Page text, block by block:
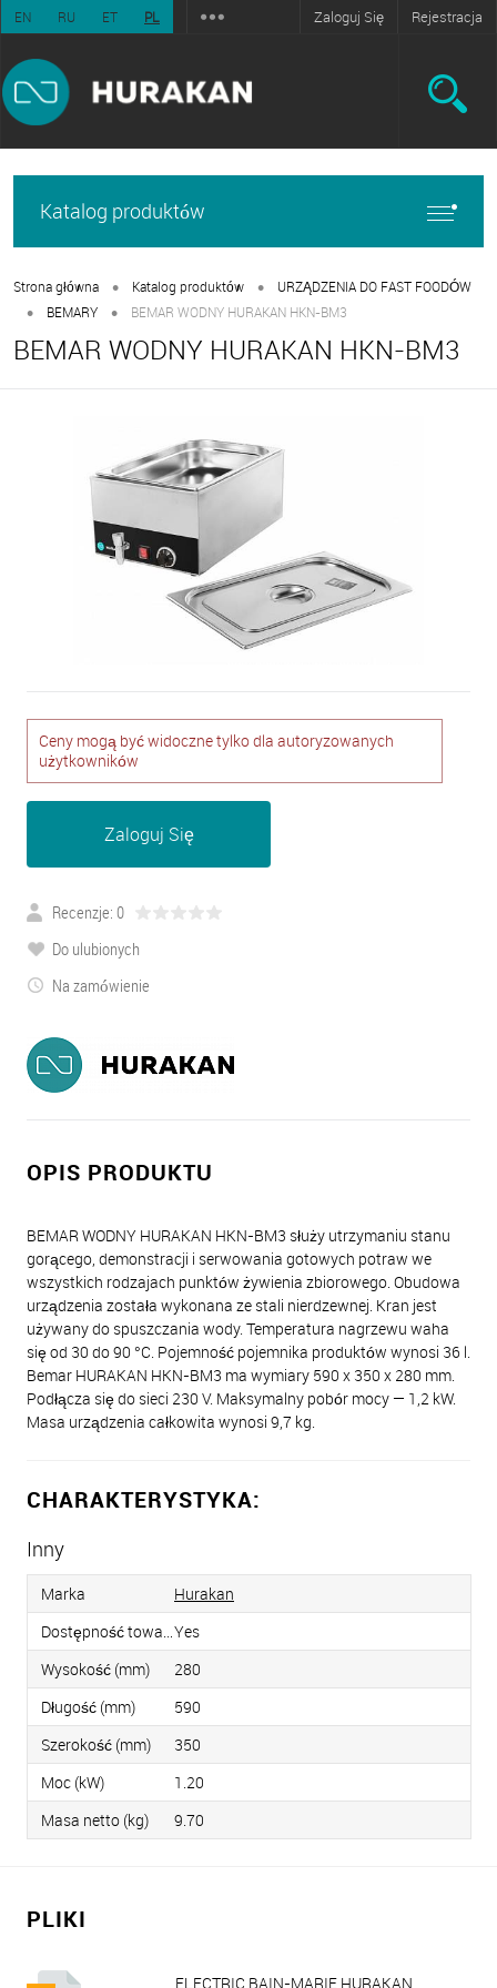
EN RU ET PL Zaloguj Się Rejestracja
Katalog produktów
Strona główna • Katalog produktów • URZĄDZENIA DO FAST FOODÓW
• BEMARY • BEMAR WODNY HURAKAN HKN-BM3
BEMAR WODNY HURAKAN HKN-BM3
Ceny mogą być widoczne tylko dla autoryzowanych
użytkowników
Zaloguj Się
Recenzje: 0
Do ulubionych
Na zamówienie
OPIS PRODUKTU
BEMAR WODNY HURAKAN HKN-BM3 służy utrzymaniu stanu
gorącego, demonstracji i serwowania gotowych potraw we
wszystkich rodzajach punktów żywienia zbiorowego. Obudowa
urządzenia została wykonana ze stali nierdzewnej. Kran jest
używany do spuszczania wody. Temperatura nagrzewu waha
się od 30 do 90 °C. Pojemność pojemnika produktów wynosi 36 l.
Bemar HURAKAN HKN-BM3 ma wymiary 590 x 350 x 280 mm.
Podłącza się do sieci 230 V. Maksymalny pobór mocy — 1,2 kW.
Masa urządzenia сałkowita wynosi 9,7 kg.
CHARAKTERYSTYKA:
Inny
Marka
Hurakan
Dostępność towaruYes
Wysokość (mm)
280
Długość (mm)
590
Szerokość (mm)
350
Moc (kW)
1.20
Masa netto (kg)
9.70
PLIKI
ELECTRIC BAIN-MARIE HURAKAN